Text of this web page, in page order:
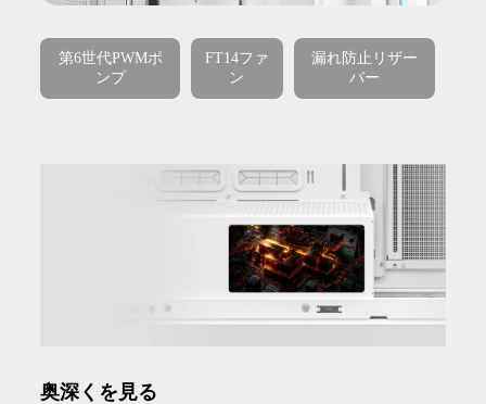
第6世代PWMポ
ンプ
FT14ファ
ン
漏れ防止リザー
バー
奥深くを見る